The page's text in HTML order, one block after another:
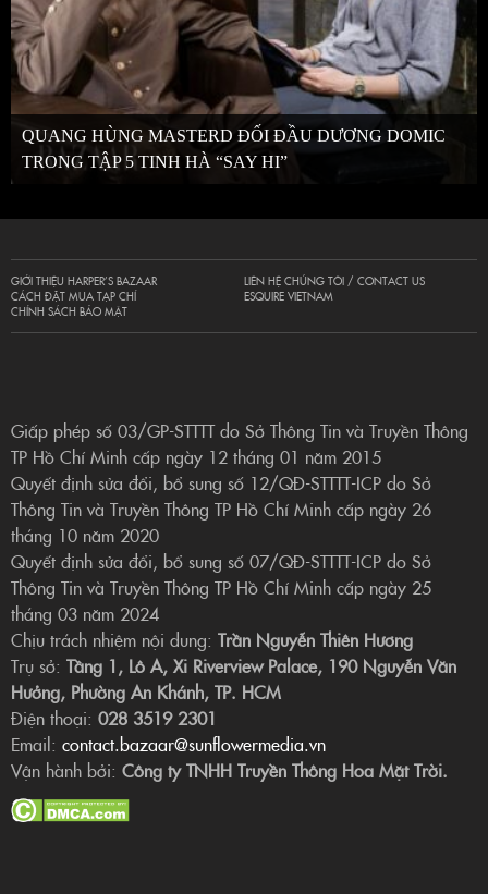
QUANG HÙNG MASTERD ĐỐI ĐẦU DƯƠNG DOMIC
TRONG TẬP 5 TINH HÀ “SAY HI”
GIỚI THIỆU HARPER’S BAZAAR
CÁCH ĐẶT MUA TẠP CHÍ
CHÍNH SÁCH BẢO MẬT
LIÊN HỆ CHÚNG TÔI / CONTACT US
ESQUIRE VIETNAM
Giấp phép số 03/GP-STTTT do Sở Thông Tin và Truyền Thông
TP Hồ Chí Minh cấp ngày 12 tháng 01 năm 2015
Quyết định sửa đổi, bổ sung số 12/QĐ-STTTT-ICP do Sở
Thông Tin và Truyền Thông TP Hồ Chí Minh cấp ngày 26
tháng 10 năm 2020
Quyết định sửa đổi, bổ sung số 07/QĐ-STTTT-ICP do Sở
Thông Tin và Truyền Thông TP Hồ Chí Minh cấp ngày 25
tháng 03 năm 2024
Chịu trách nhiệm nội dung: Trần Nguyễn Thiên Hương
Trụ sở: Tầng 1, Lô A, Xi Riverview Palace, 190 Nguyễn Văn
Hưởng, Phường An Khánh, TP. HCM
Điện thoại: 028 3519 2301
Email: contact.bazaar@sunflowermedia.vn
Vận hành bởi: Công ty TNHH Truyền Thông Hoa Mặt Trời.